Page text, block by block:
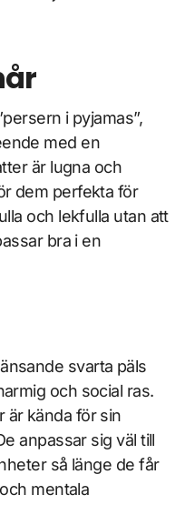
i pyjamas”,
med en
är lugna och
dem perfekta för
och lekfulla utan att
bra i en
svarta päls
och social ras.
är kända för sin
anpassar sig väl till
så länge de får
mentala